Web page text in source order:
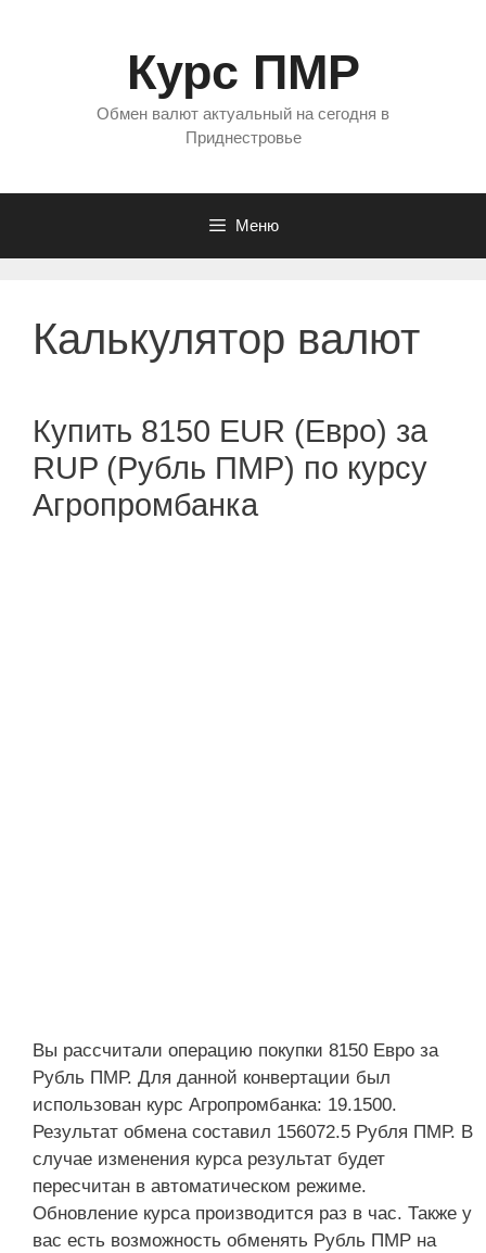
Курс ПМР
Обмен валют актуальный на сегодня в
Приднестровье
Меню
Калькулятор валют
Купить 8150 EUR (Евро) за
RUP (Рубль ПМР) по курсу
Агропромбанка
Вы рассчитали операцию покупки 8150 Евро за
Рубль ПМР. Для данной конвертации был
использован курс Агропромбанка: 19.1500.
Результат обмена составил 156072.5 Рубля ПМР. В
случае изменения курса результат будет
пересчитан в автоматическом режиме.
Обновление курса производится раз в час. Также у
вас есть возможность обменять Рубль ПМР на